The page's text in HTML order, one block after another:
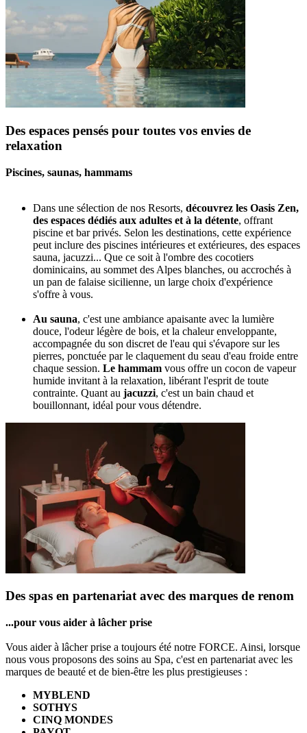
Des espaces pensés pour toutes vos envies de
relaxation
Piscines, saunas, hammams
Dans une sélection de nos Resorts, découvrez les Oasis Zen,
des espaces dédiés aux adultes et à la détente, offrant
piscine et bar privés. Selon les destinations, cette expérience
peut inclure des piscines intérieures et extérieures, des espaces
sauna, jacuzzi... Que ce soit à l'ombre des cocotiers
dominicains, au sommet des Alpes blanches, ou accrochés à
un pan de falaise sicilienne, un large choix d'expérience
s'offre à vous.
Au sauna, c'est une ambiance apaisante avec la lumière
douce, l'odeur légère de bois, et la chaleur enveloppante,
accompagnée du son discret de l'eau qui s'évapore sur les
pierres, ponctuée par le claquement du seau d'eau froide entre
chaque session. Le hammam vous offre un cocon de vapeur
humide invitant à la relaxation, libérant l'esprit de toute
contrainte. Quant au jacuzzi, c'est un bain chaud et
bouillonnant, idéal pour vous détendre.
Des spas en partenariat avec des marques de renom
...pour vous aider à lâcher prise
Vous aider à lâcher prise a toujours été notre FORCE. Ainsi, lorsque
nous vous proposons des soins au Spa, c'est en partenariat avec les
marques de beauté et de bien-être les plus prestigieuses :
MYBLEND
SOTHYS
CINQ MONDES